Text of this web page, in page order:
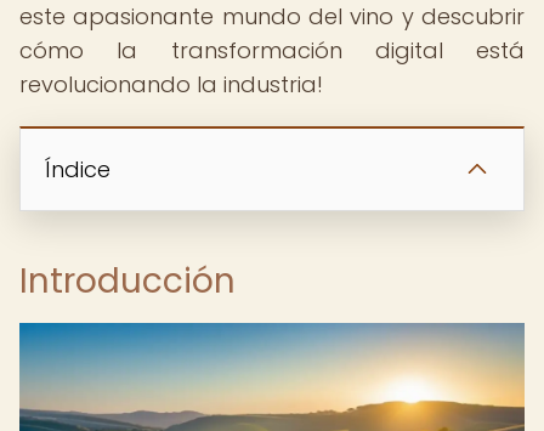
este apasionante mundo del vino y descubrir
cómo la transformación digital está
revolucionando la industria!
Índice
Introducción